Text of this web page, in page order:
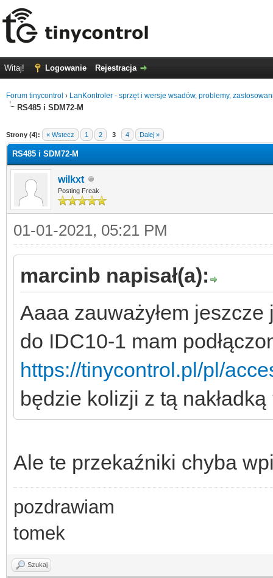
Witaj! Logowanie Rejestracja
Forum tinycontrol › LanKontroler - sprzęt i wersje wsadów, problemy,
RS485 i SDM72-M
Strony (4): « Wstecz 1 2 3 4 Dalej »
RS485 i SDM72-M
wilkxt
Posting Freak
01-01-2021, 05:21 PM
marcinb napisał(a):
Aaaa zauważyłem
do IDC10-1 mam
https://tinycontrol.pl/pl/
będzie kolizji z tą nakładką
Ale te przekaźniki chyba
pozdrawiam
tomek
Szukaj